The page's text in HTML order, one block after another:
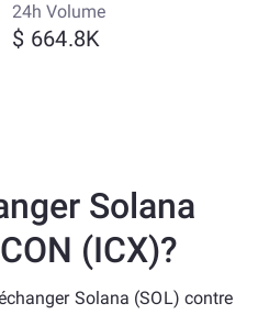
24h Volume
$ 664.8K
Solana
(ICX)?
Solana (SOL) contre